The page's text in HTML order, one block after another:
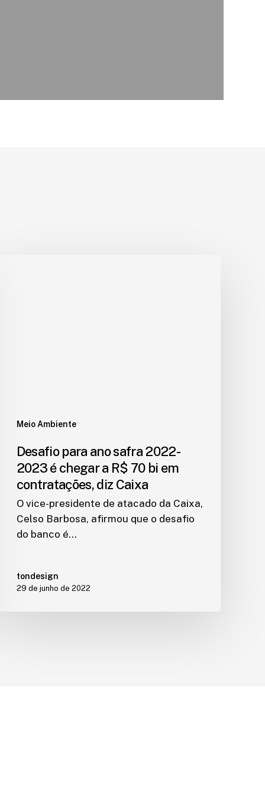
Meio Ambiente
Desafio para ano safra 2022-
2023 é chegar a R$ 70 bi em
contratações, diz Caixa
O vice-presidente de atacado da Caixa,
Celso Barbosa, afirmou que o desafio
do banco é…
tondesign
29 de junho de 2022